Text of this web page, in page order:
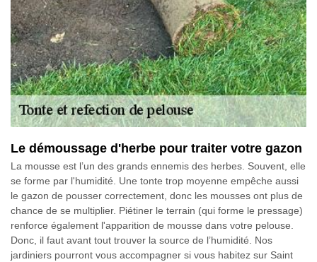
Le démoussage d'herbe pour traiter votre gazon
La mousse est l’un des grands ennemis des herbes. Souvent, elle
se forme par l'humidité. Une tonte trop moyenne empêche aussi
le gazon de pousser correctement, donc les mousses ont plus de
chance de se multiplier. Piétiner le terrain (qui forme le pressage)
renforce également l'apparition de mousse dans votre pelouse.
Donc, il faut avant tout trouver la source de l’humidité. Nos
jardiniers pourront vous accompagner si vous habitez sur Saint